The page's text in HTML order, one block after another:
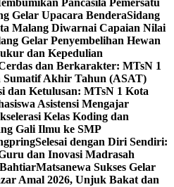
Pancasila Pemersatu
Gelar Upacara BenderaSidang
Malang Diwarnai Capaian Nilai
Gelar Penyembelihan Hewan
dan Kepedulian
dan Berkarakter: MTsN 1
Sumatif Akhir Tahun (ASAT)
dan Ketulusan: MTsN 1 Kota
Asistensi Mengajar
Kelas Koding dan
Gali Ilmu ke SMP
Selesai dengan Diri Sendiri:
dan Inovasi Madrasah
Matsanewa Sukses Gelar
Amal 2026, Unjuk Bakat dan